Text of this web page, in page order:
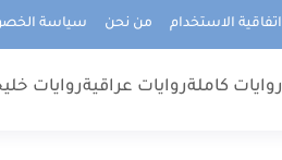
اتفاقية الاستخدام من نحن سياسة
روايات كاملةروايات عراقيةروايات